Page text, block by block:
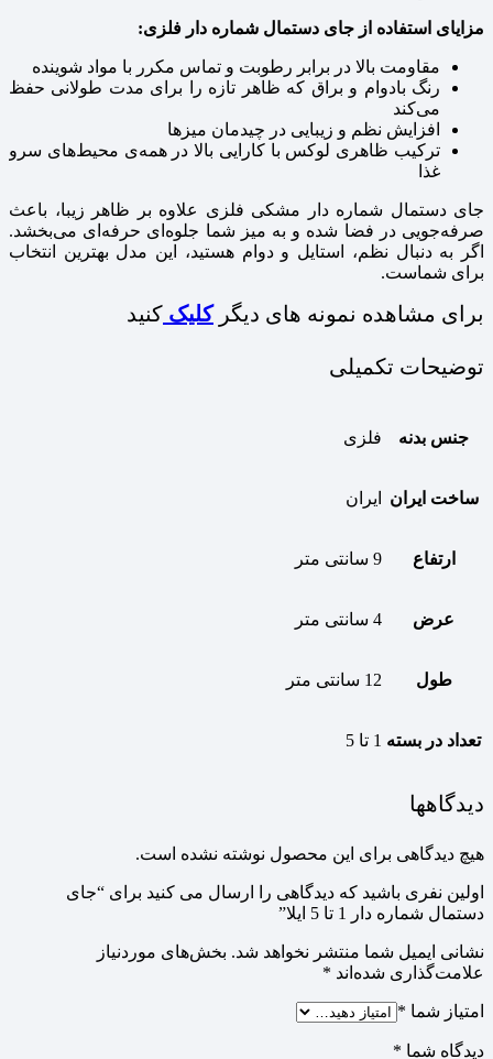
مزایای استفاده از جای دستمال شماره‌ دار فلزی:
مقاومت بالا در برابر رطوبت و تماس مکرر با مواد شوینده
رنگ بادوام و براق که ظاهر تازه را برای مدت طولانی حفظ
می‌کند
افزایش نظم و زیبایی در چیدمان میزها
ترکیب ظاهری لوکس با کارایی بالا در همه‌ی محیط‌های سرو
غذا
جای دستمال شماره‌ دار مشکی فلزی علاوه بر ظاهر زیبا، باعث
صرفه‌جویی در فضا شده و به میز شما جلوه‌ای حرفه‌ای می‌بخشد.
اگر به دنبال نظم، استایل و دوام هستید، این مدل بهترین انتخاب
برای شماست.
برای مشاهده نمونه های دیگر کلیک کنید
توضیحات تکمیلی
جنس بدنه فلزی
ساخت ایران ایران
ارتفاع 9 سانتی متر
عرض 4 سانتی متر
طول 12 سانتی متر
تعداد در بسته 1 تا 5
دیدگاهها
هیچ دیدگاهی برای این محصول نوشته نشده است.
اولین نفری باشید که دیدگاهی را ارسال می کنید برای “جای
دستمال شماره دار 1 تا 5 ایلا”
نشانی ایمیل شما منتشر نخواهد شد. بخش‌های موردنیاز
علامت‌گذاری شده‌اند *
امتیاز شما *
دیدگاه شما *